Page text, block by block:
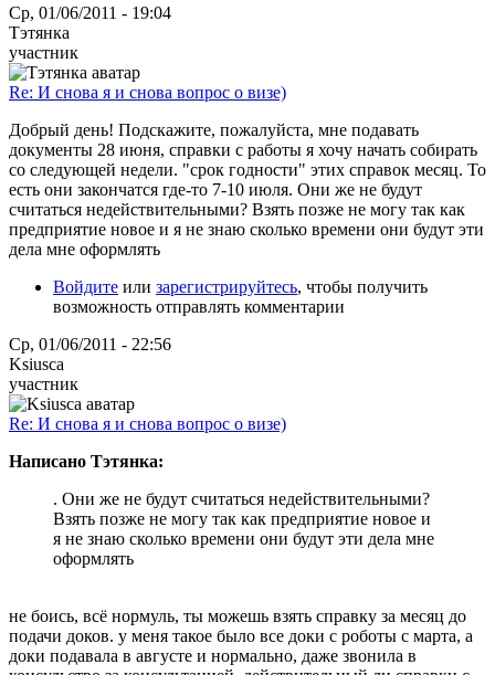
Ср, 01/06/2011 - 19:04
Тэтянка
участник
Re: И снова я и снова вопрос о визе)
Добрый день! Подскажите, пожалуйста, мне подавать
документы 28 июня, справки с работы я хочу начать собирать
со следующей недели. "срок годности" этих справок месяц. То
есть они закончатся где-то 7-10 июля. Они же не будут
считаться недействительными? Взять позже не могу так как
предприятие новое и я не знаю сколько времени они будут эти
дела мне оформлять
Войдите или зарегистрируйтесь, чтобы получить
возможность отправлять комментарии
Ср, 01/06/2011 - 22:56
Ksiusca
участник
Re: И снова я и снова вопрос о визе)
Написано Тэтянка:
. Они же не будут считаться недействительными?
Взять позже не могу так как предприятие новое и
я не знаю сколько времени они будут эти дела мне
оформлять
не боись, всё нормуль, ты можешь взять справку за месяц до
подачи доков. у меня такое было все доки с роботы с марта, а
доки подавала в августе и нормально, даже звонила в